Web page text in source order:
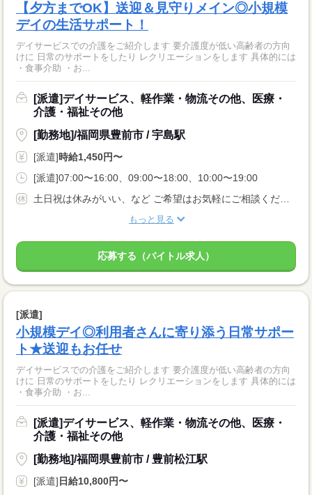
【夕方までOK】送迎＆見守りメイン◎小規模
デイの生活サポート！
デイサービスでの介護をご紹介します 要介護度が低い高齢者の方向
けに 日常のサポートをしたり レクリエーションをします 具体的には
・食事介助 ・お...
[派遣]デイサービス、軽作業・物流その他、医療・
介護・福祉その他
[勤務地]/福岡県豊前市 / 宇島駅
[派遣]時給1,450円〜
[派遣]07:00〜16:00、09:00〜18:00、10:00〜19:00
もっと見る
応募する（バイトル求人）
[派遣]
小規模デイ◎利用者さんに寄り添う日常サポー
ト★送迎もお任せ
デイサービスでの介護をご紹介します 要介護度が低い高齢者の方向
けに 日常のサポートをしたり レクリエーションをします 具体的には
・食事介助 ・お...
[派遣]デイサービス、軽作業・物流その他、医療・
介護・福祉その他
[勤務地]/福岡県豊前市 / 豊前松江駅
[派遣] 日給10,800円〜